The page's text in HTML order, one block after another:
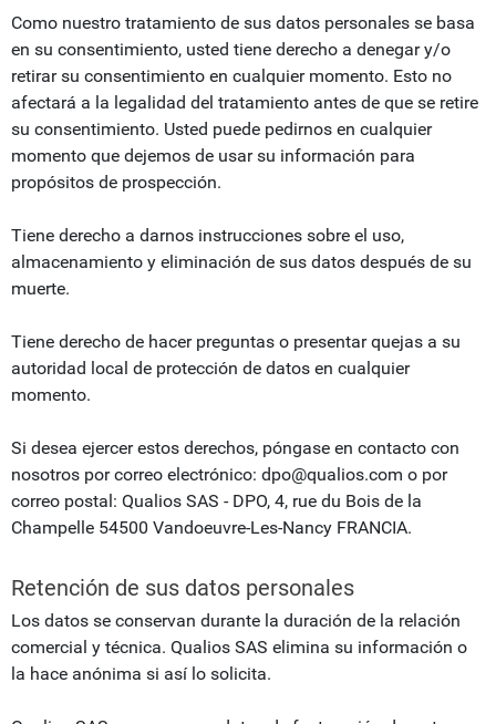
Como nuestro tratamiento de sus datos personales se basa
en su consentimiento, usted tiene derecho a denegar y/o
retirar su consentimiento en cualquier momento. Esto no
afectará a la legalidad del tratamiento antes de que se retire
su consentimiento. Usted puede pedirnos en cualquier
momento que dejemos de usar su información para
propósitos de prospección.
Tiene derecho a darnos instrucciones sobre el uso,
almacenamiento y eliminación de sus datos después de su
muerte.
Tiene derecho de hacer preguntas o presentar quejas a su
autoridad local de protección de datos en cualquier
momento.
Si desea ejercer estos derechos, póngase en contacto con
nosotros por correo electrónico: dpo@qualios.com o por
correo postal: Qualios SAS - DPO, 4, rue du Bois de la
Champelle 54500 Vandoeuvre-Les-Nancy FRANCIA.
Retención de sus datos personales
Los datos se conservan durante la duración de la relación
comercial y técnica. Qualios SAS elimina su información o
la hace anónima si así lo solicita.